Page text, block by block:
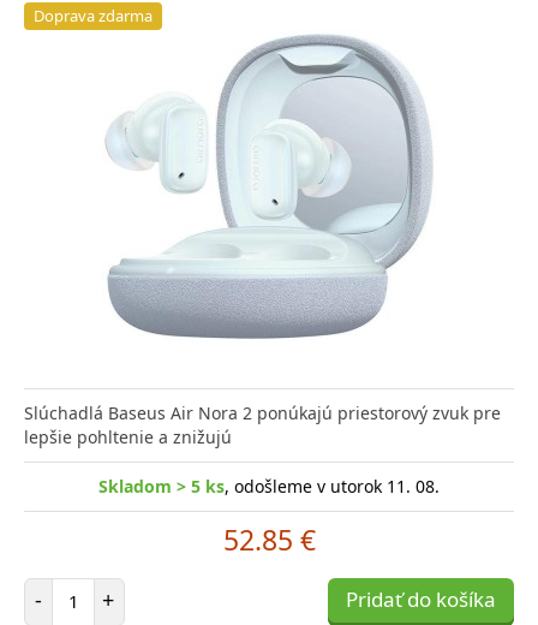
Doprava zdarma
Slúchadlá Baseus Air Nora 2 ponúkajú priestorový zvuk pre
lepšie pohltenie a znižujú
Skladom > 5 ks, odošleme v utorok 11. 08.
52.85 €
- Počet položiek
+ Pridať do košíka